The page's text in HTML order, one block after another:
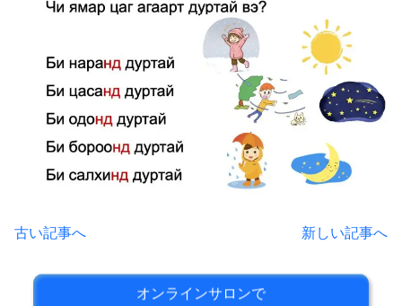
古い記事へ 新しい記事へ
オンラインサロンで